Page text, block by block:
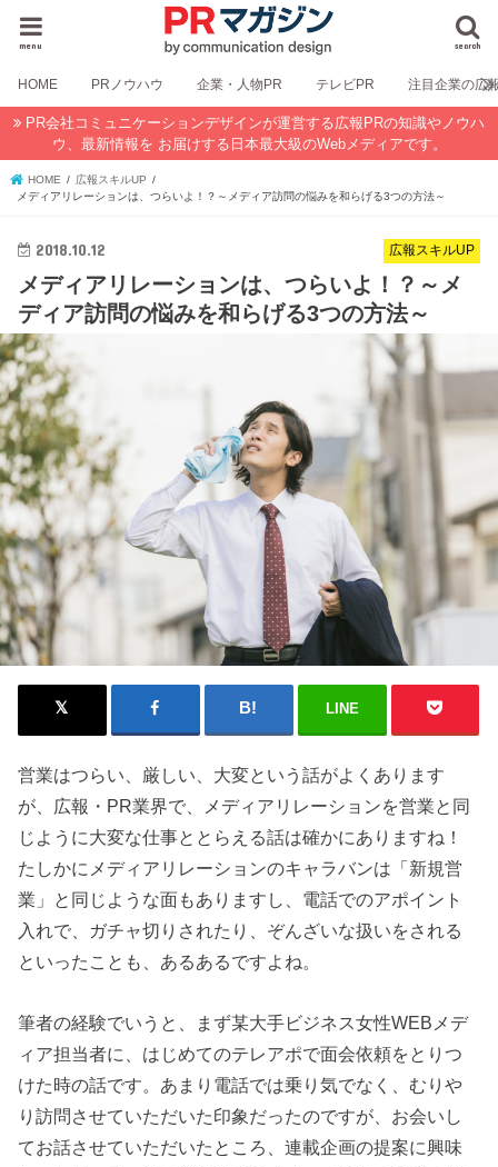
search
menu
HOME PRノウハウ 企業・人物PR テレビPR 注目企業の広
PR会社コミュニケーションデザインが運営する広報PRの知識やノウハ
ウ、最新情報を お届けする日本最大級のWebメディアです。
HOME
広報スキルUP
メディアリレーションは、つらいよ！？～メディア訪問の悩みを和らげる3つの方法～
広報スキルUP
2018.10.12
メディアリレーションは、つらいよ！？～メ
ディア訪問の悩みを和らげる3つの方法～
LINE
営業はつらい、厳しい、大変という話がよくあります
が、広報・PR業界で、メディアリレーションを営業と同
じように大変な仕事ととらえる話は確かにありますね！
たしかにメディアリレーションのキャラバンは「新規営
業」と同じような面もありますし、電話でのアポイント
入れで、ガチャ切りされたり、ぞんざいな扱いをされる
といったことも、あるあるですよね。
筆者の経験でいうと、まず某大手ビジネス女性WEBメデ
ィア担当者に、はじめてのテレアポで面会依頼をとりつ
けた時の話です。あまり電話では乗り気でなく、むりや
り訪問させていただいた印象だったのですが、お会いし
てお話させていただいたところ、連載企画の提案に興味